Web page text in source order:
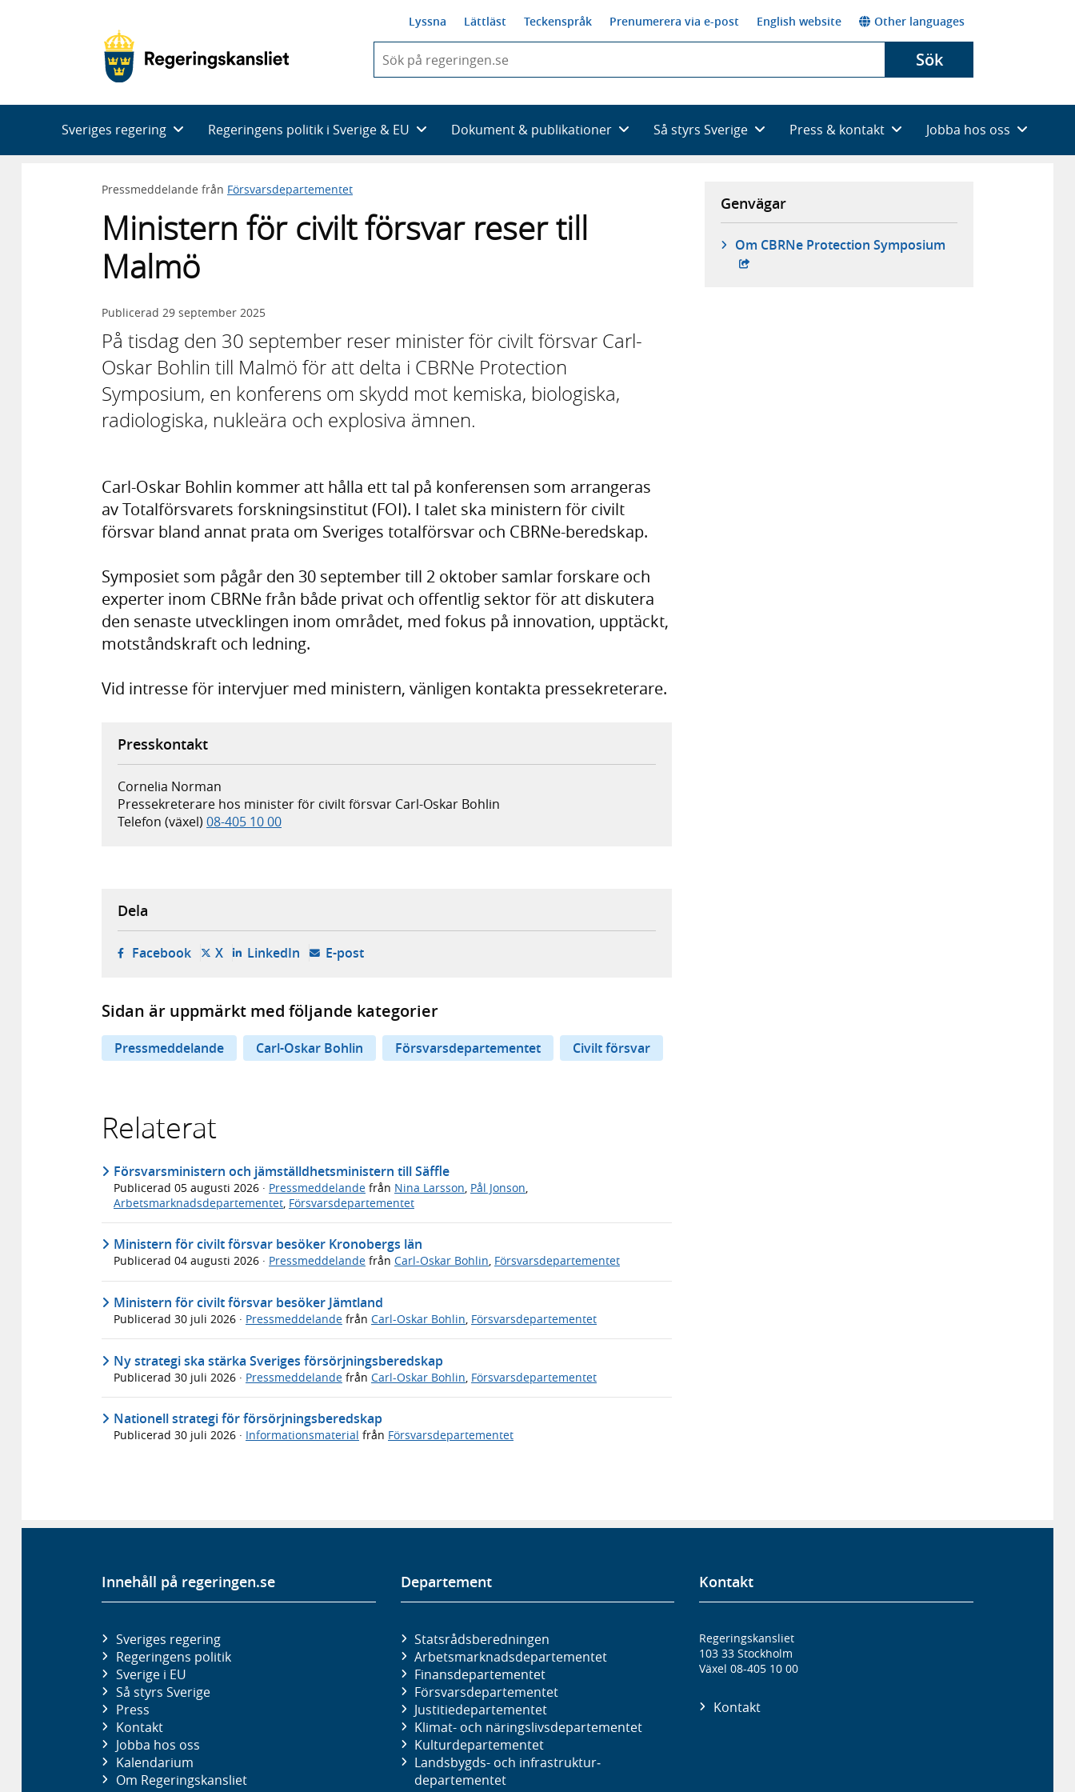
Lyssna Lättläst Teckenspråk Prenumerera via e-post English website Other languages
du
skriva
framträder
en
Sök
Sveriges regering Regeringens politik i Sverige & EU Dokument & publikationer Så styrs Sverige Press & kontakt Jobba hos oss
Pressmeddelande från Försvarsdepartementet
Ministern för civilt försvar reser till
Malmö
Publicerad 29 september 2025
På tisdag den 30 september reser minister för civilt försvar Carl-
Oskar Bohlin till Malmö för att delta i CBRNe Protection
Symposium, en konferens om skydd mot kemiska, biologiska,
radiologiska, nukleära och explosiva ämnen.
Carl-Oskar Bohlin kommer att hålla ett tal på konferensen som arrangeras
av Totalförsvarets forskningsinstitut (FOI). I talet ska ministern för civilt
försvar bland annat prata om Sveriges totalförsvar och CBRNe-beredskap.
Symposiet som pågår den 30 september till 2 oktober samlar forskare och
experter inom CBRNe från både privat och offentlig sektor för att diskutera
den senaste utvecklingen inom området, med fokus på innovation, upptäckt,
motståndskraft och ledning.
Vid intresse för intervjuer med ministern, vänligen kontakta pressekreterare.
Presskontakt
Cornelia Norman
Pressekreterare hos minister för civilt försvar Carl-Oskar Bohlin
Telefon (växel) 08-405 10 00
Genvägar
Om CBRNe Protection Symposium- extern webbplats,
Dela
Facebook- öppnas i ny flik, extern webbplats,
X- öppnas i ny flik, extern webbplats,
LinkedIn- öppnas i ny flik, extern webbplats,
E-post- öppnar din e-postklient,
Sidan är uppmärkt med följande kategorier
Pressmeddelande Carl-Oskar Bohlin Försvarsdepartementet Civilt försvar
Relaterat
Försvarsministern och jämställdhetsministern till Säffle
Publicerad 05 augusti 2026 · Pressmeddelande från Nina Larsson Pål Jonson
Arbetsmarknadsdepartementet Försvarsdepartementet
Ministern för civilt försvar besöker Kronobergs län
Publicerad 04 augusti 2026 · Pressmeddelande från Carl-Oskar Bohlin, Försvarsdepartementet
Ministern för civilt försvar besöker Jämtland
Publicerad 30 juli 2026 · Pressmeddelande från Carl-Oskar Bohlin, Försvarsdepartementet
Ny strategi ska stärka Sveriges försörjningsberedskap
Publicerad 30 juli 2026 · Pressmeddelande från Carl-Oskar Bohlin Försvarsdepartementet
Nationell strategi för försörjningsberedskap
Publicerad 30 juli 2026 · Informationsmaterial från Försvarsdepartementet
Innehåll på regeringen.se
Sveriges regering
Regeringens politik
Sverige i EU
Så styrs Sverige
Press
Kontakt
Jobba hos oss
Kalendarium
Om Regeringskansliet
Departement
Statsrådsberedningen
Arbetsmarknads­departementet
Finans­departementet
Försvars­departementet
Justitie­departementet
Klimat- och näringslivs­departementet
Kultur­departementet
Landsbygds- och infrastruktur­
departementet
Kontakt
Regeringskansliet
103 33 Stockholm
Växel 08-405 10 00
Kontakt